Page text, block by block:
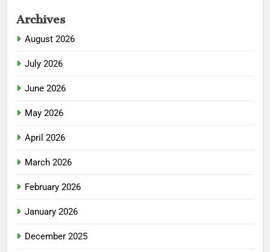
Archives
August 2026
July 2026
June 2026
May 2026
April 2026
March 2026
February 2026
January 2026
December 2025